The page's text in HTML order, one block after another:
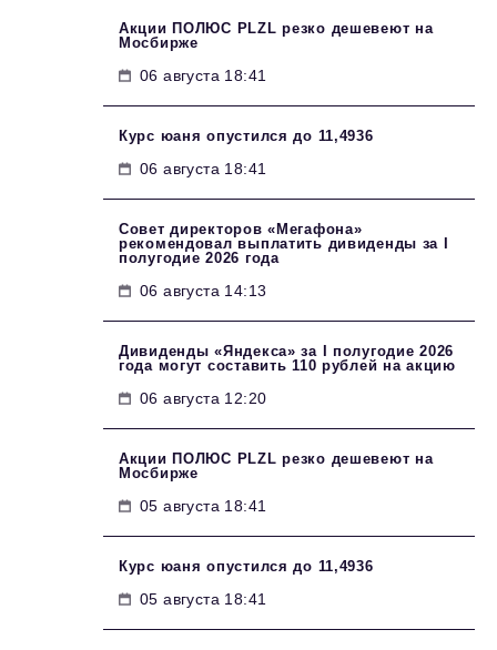
Акции ПОЛЮС PLZL резко дешевеют на
Мосбирже
06 августа 18:41
Курс юаня опустился до 11,4936
06 августа 18:41
Совет директоров «Мегафона»
рекомендовал выплатить дивиденды за I
полугодие 2026 года
06 августа 14:13
Дивиденды «Яндекса» за I полугодие 2026
года могут составить 110 рублей на акцию
06 августа 12:20
Акции ПОЛЮС PLZL резко дешевеют на
Мосбирже
05 августа 18:41
Курс юаня опустился до 11,4936
05 августа 18:41